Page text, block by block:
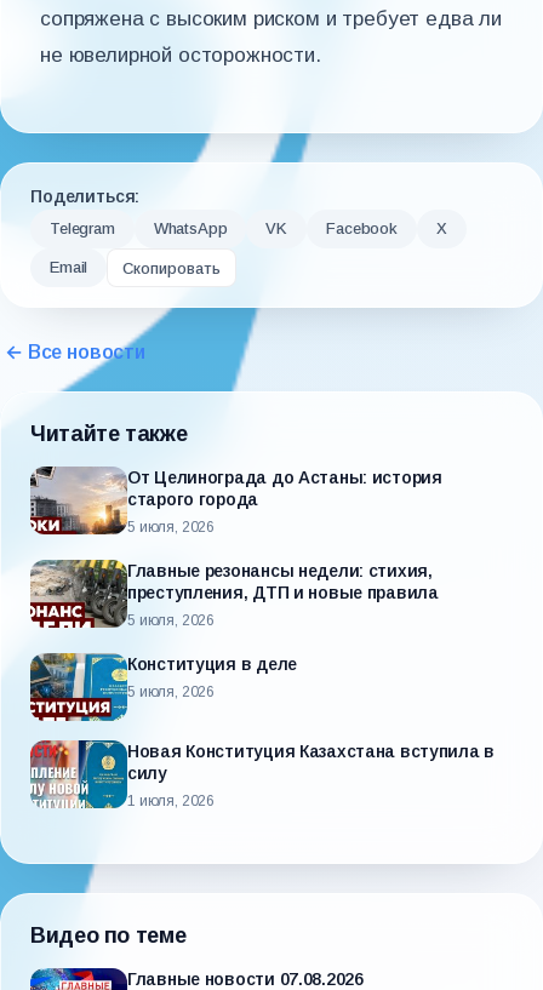
сопряжена с высоким риском и требует едва ли
не ювелирной осторожности.
Поделиться:
Telegram WhatsApp VK Facebook X
Email Скопировать
← Все новости
Читайте также
От Целинограда до Астаны: история
старого города
5 июля, 2026
Главные резонансы недели: стихия,
преступления, ДТП и новые правила
5 июля, 2026
Конституция в деле
5 июля, 2026
Новая Конституция Казахстана вступила в
силу
1 июля, 2026
Видео по теме
Главные новости 07.08.2026